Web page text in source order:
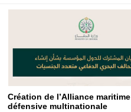
Création de l’Alliance maritime
défensive multinationale